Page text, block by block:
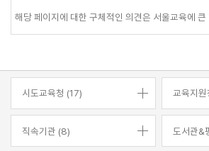
시도교육청 (17) 교육지원
직속기관 (8) 도서관&